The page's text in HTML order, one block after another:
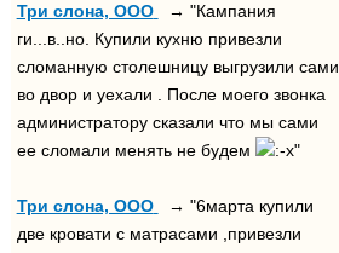
Три слона, ООО
→ "Кампания
ги...в..но. Купили кухню привезли
сломанную столешницу выгрузили сами
во двор и уехали . После моего звонка
администратору сказали что мы сами
ее сломали менять не будем
"
Три слона, ООО
→ "6марта купили
две кровати с матрасами ,привезли